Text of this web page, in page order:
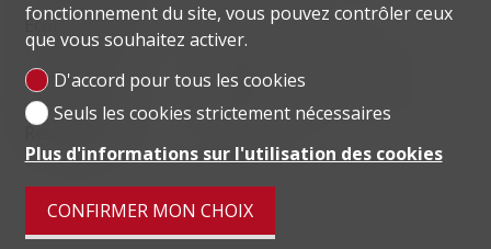
Ecole primaire 151 m 4' 4' 2'
Commerces 1.49 km 20'
Restaurants
fonctionnement du site, vous pouvez contrôler ceux
que vous souhaitez activer.
D'accord pour tous les cookies
Seuls les cookies strictement nécessaires
Plus d'informations sur l'utilisation des cookies
CONFIRMER MON CHOIX